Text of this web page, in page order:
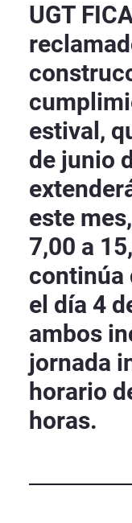
UGT
estival,
de junio
este
7,00 a
continúa
el día 4
ambos
jornada
horario
horas.